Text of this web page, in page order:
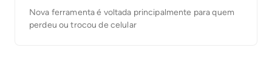
Nova ferramenta é voltada principalmente para quem
perdeu ou trocou de celular